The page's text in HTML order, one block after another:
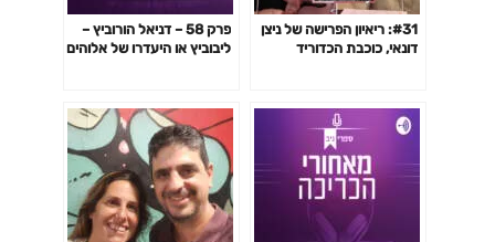
#31: ריאיון הפרישה של ניצן
דונאי, כוכבת הכדוריד
פרק 58 – דניאל הורוביץ –
ליבוביץ או היעדרו של אלוהים